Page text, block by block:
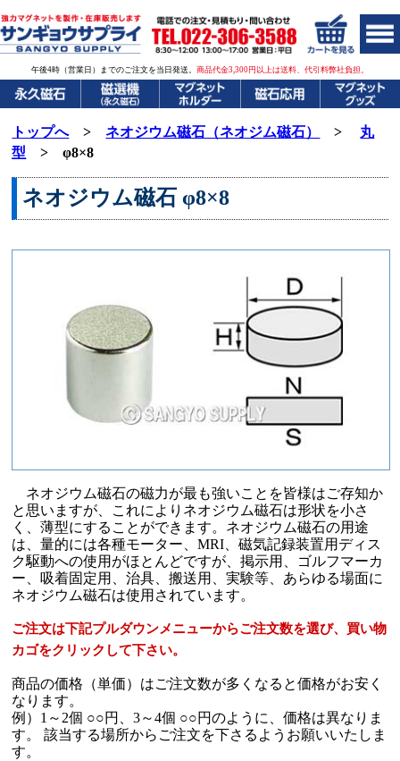
午後4時（営業日）までのご注文を当日発送。 商品代金3,300円以上は送料、代引料弊社負担。
トップへ>ネオジウム磁石（ネオジム磁石） > 丸
型 > φ8×8
ネオジウム磁石 φ8×8
ネオジウム磁石の磁力が最も強いことを皆様はご存知か
と思いますが、これによりネオジウム磁石は形状を小さ
く、薄型にすることができます。ネオジウム磁石の用途
は、量的には各種モーター、MRI、磁気記録装置用ディス
ク駆動への使用がほとんどですが、掲示用、ゴルフマーカ
ー、吸着固定用、治具、搬送用、実験等、あらゆる場面に
ネオジウム磁石は使用されています。
ご注文は下記プルダウンメニューからご注文数を選び、買い物
カゴをクリックして下さい。
商品の価格（単価）はご注文数が多くなると価格がお安く
なります。
例）1～2個 ○○円、3～4個 ○○円のように、価格は異なりま
す。 該当する場所からご注文を下さるようお願いいたしま
す。